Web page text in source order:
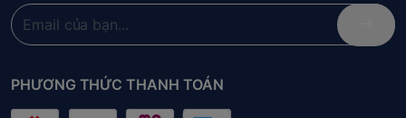
PHƯƠNG THỨC THANH TOÁN